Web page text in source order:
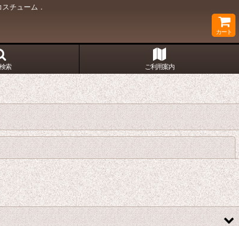
チューム．
カート
索 ご利用案内
閉じる